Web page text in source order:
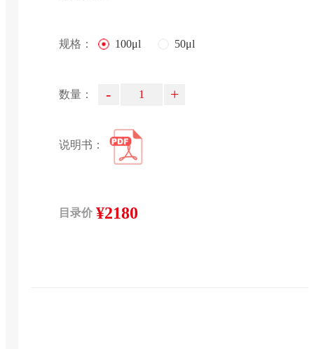
规格： 100μl 50μl
数量： - +
说明书：
目录价 ¥2180